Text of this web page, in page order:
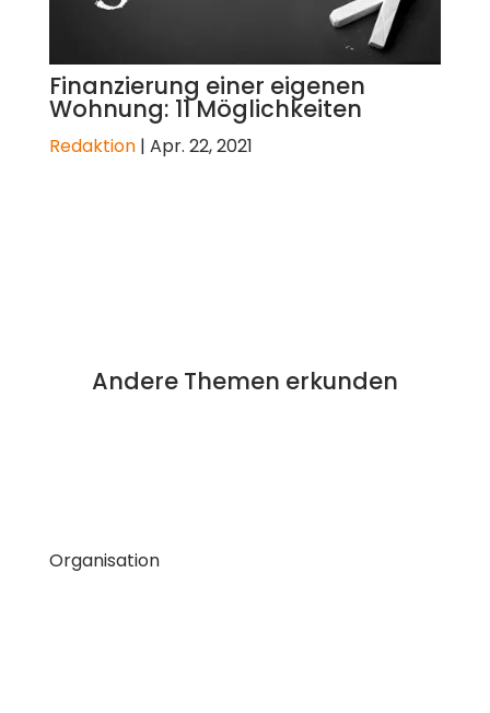
Finanzierung einer eigenen
Wohnung: 11 Möglichkeiten
Redaktion | Apr. 22, 2021
AndereThemen erkunden
Organisation